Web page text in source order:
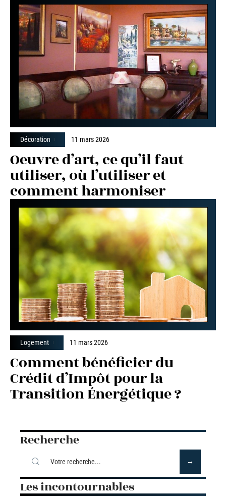
Décoration 11 mars 2026
Oeuvre d’art, ce qu’il faut
utiliser, où l’utiliser et
comment harmoniser
Logement 11 mars 2026
Comment bénéficier du
Crédit d’Impôt pour la
Transition Énergétique ?
Recherche
Les incontournables